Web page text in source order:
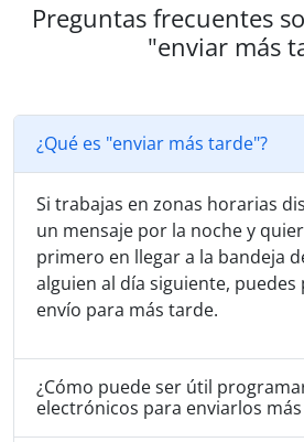
Preguntas frecuentes
"enviar más
¿Qué es "enviar más tarde"?
Si trabajas en zonas horarias
un mensaje por la noche y
primero en llegar a la bandeja
alguien al día siguiente,
envío para más tarde.
¿Cómo puede ser útil
electrónicos para enviarlos